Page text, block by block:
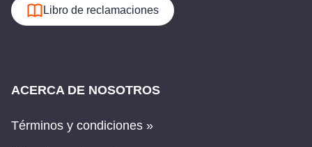
Libro de reclamaciones
ACERCA DE NOSOTROS
Términos y condiciones »